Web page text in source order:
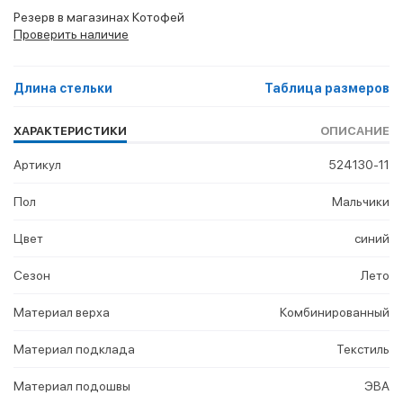
Резерв в магазинах Котофей
Проверить наличие
Длина стельки Таблица размеров
ХАРАКТЕРИСТИКИ ОПИСАНИЕ
Артикул 524130-11
Пол Мальчики
Цвет синий
Сезон Лето
Материал верха Комбинированный
Материал подклада Текстиль
Материал подошвы ЭВА